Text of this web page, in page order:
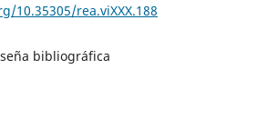
10.35305/rea.viXXX.188
bibliográfica